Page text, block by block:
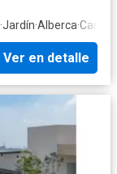
·Jardín·Alberca·
Ver en detalle